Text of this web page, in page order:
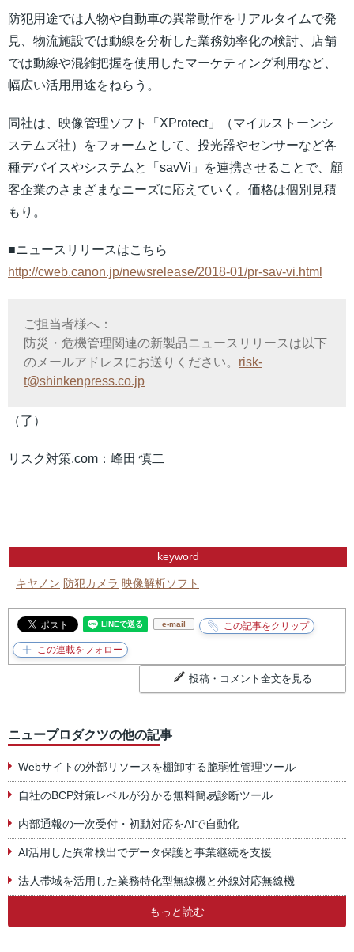
防犯用途では人物や自動車の異常動作をリアルタイムで発
見、物流施設では動線を分析した業務効率化の検討、店舗
では動線や混雑把握を使用したマーケティング利用など、
幅広い活用用途をねらう。
同社は、映像管理ソフト「XProtect」（マイルストーンシ
ステムズ社）をフォームとして、投光器やセンサーなど各
種デバイスやシステムと「savVi」を連携させることで、顧
客企業のさまざまなニーズに応えていく。価格は個別見積
もり。
■ニュースリリースはこちら
http://cweb.canon.jp/newsrelease/2018-01/pr-sav-vi.html
ご担当者様へ：
防災・危機管理関連の新製品ニュースリリースは以下
のメールアドレスにお送りください。 risk-
t@shinkenpress.co.jp
（了）
リスク対策.com：峰田 慎二
keyword
キヤノン 防犯カメラ 映像解析ソフト
e-mail
投稿・コメント全文を見る
ニュープロダクツの他の記事
Webサイトの外部リソースを棚卸する脆弱性管理ツール
自社のBCP対策レベルが分かる無料簡易診断ツール
内部通報の一次受付・初動対応をAIで自動化
AI活用した異常検出でデータ保護と事業継続を支援
法人帯域を活用した業務特化型無線機と外線対応無線機
もっと読む